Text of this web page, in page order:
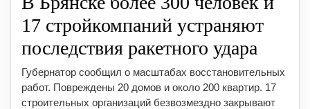
17 стройкомпаний устраняют
последствия ракетного удара
Губернатор сообщил о масштабах восстановительных
работ. Повреждены 20 домов и около 200 квартир. 17
строительных организаций безвозмездно закрывают